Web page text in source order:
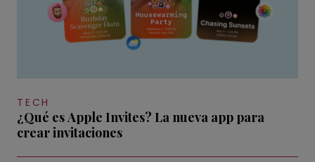
TECH
¿Qué es Apple Invites? La nueva app para
crear invitaciones